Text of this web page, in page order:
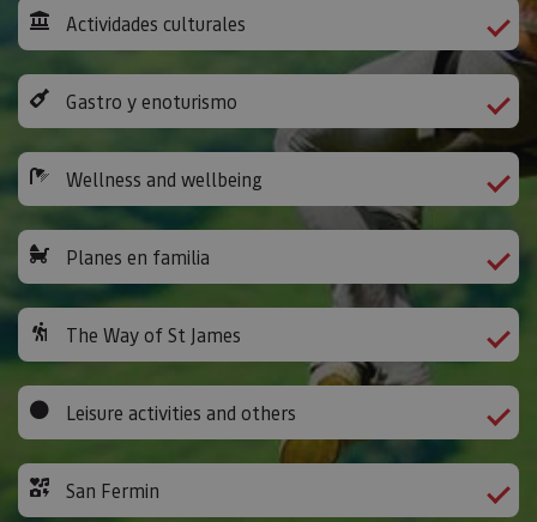
Actividades culturales
Gastro y enoturismo
Wellness and wellbeing
Planes en familia
The Way of St James
Leisure activities and others
San Fermin